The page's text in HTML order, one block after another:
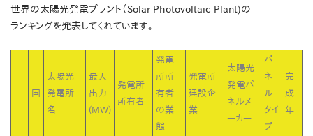
世界の太陽光発電プラント（Solar Photovoltaic Plant)の
ランキングを発表してくれています。
国
太陽光
発電所
名
最大
出力
(MW)
発電所
所有者
発電
所所
有者
の業
態
発電所
建設企
業
太陽光
発電パ
ネルメ
ーカー
パ
ネ
ル
タイ
プ
完
成
年